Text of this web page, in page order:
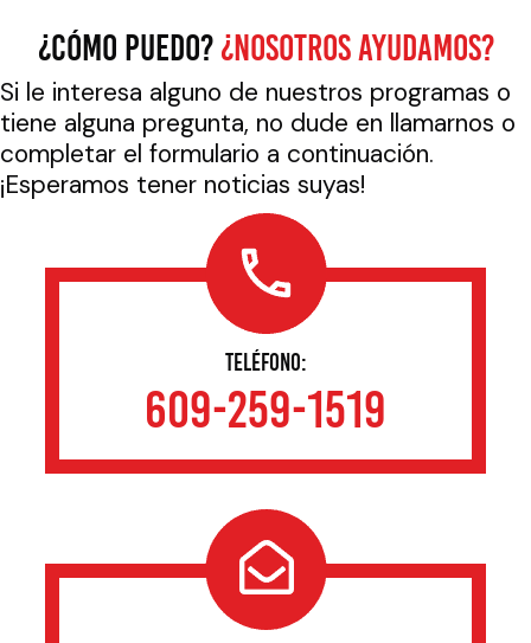
¿CÓMO PUEDO?¿NOSOTROS AYUDAMOS?
Si le interesa alguno de nuestros programas o
tiene alguna pregunta, no dude en llamarnos o
completar el formulario a continuación.
¡Esperamos tener noticias suyas!
TELÉFONO:
609-259-1519